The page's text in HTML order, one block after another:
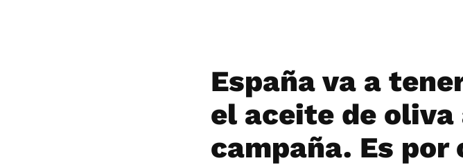
España va a
el aceite de
campaña. Es